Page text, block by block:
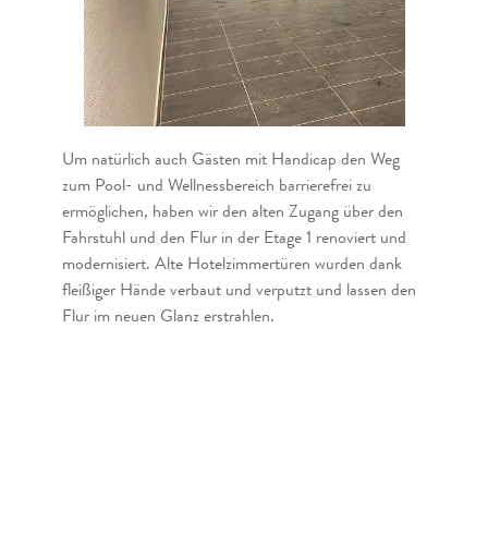
Um natürlich auch Gästen mit Handicap den Weg
zum Pool- und Wellnessbereich barrierefrei zu
ermöglichen, haben wir den alten Zugang über den
Fahrstuhl und den Flur in der Etage 1 renoviert und
modernisiert. Alte Hotelzimmertüren wurden dank
fleißiger Hände verbaut und verputzt und lassen den
Flur im neuen Glanz erstrahlen.